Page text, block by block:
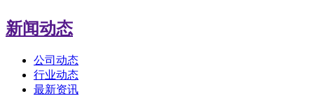
新闻动态
公司动态
行业动态
最新资讯